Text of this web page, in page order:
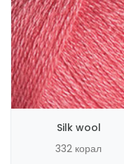
Silk wool
332 корал